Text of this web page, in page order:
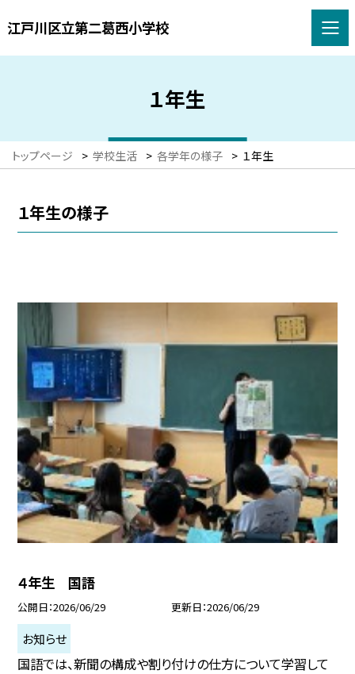
江戸川区立第二葛西小学校
１年生
トップページ > 学校生活 > 各学年の様子 > １年生
１年生の様子
４年生 国語
公開日 2026/06/29 更新日 2026/06/29
お知らせ
国語では、新聞の構成や割り付けの仕方について学習して